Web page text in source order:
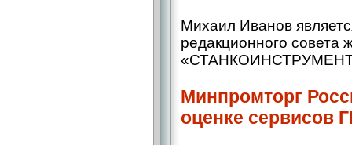
Михаил Иванов
редакционного совета
Минпромторг
оценке сервисов